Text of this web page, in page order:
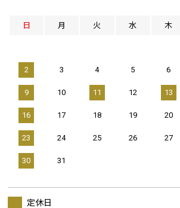
日 月 火 水 木
2 3 4 5 6
9 10 11 12 13
16 17 18 19 20
23 24 25 26 27
30 31
定休日